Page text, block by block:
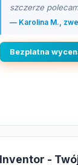
szczerze
— Karolina M.,
Bezplatna
Inventor -